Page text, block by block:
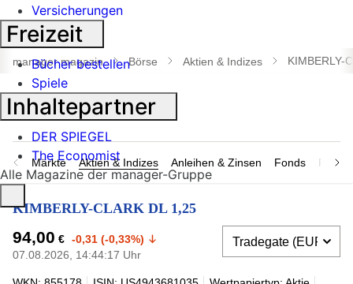
Suche
öffnen
manager magazin Börse Aktien & Indizes KIMBERLY-
Märkte Aktien & Indizes Anleihen & Zinsen Fonds
KIMBERLY-CLARK DL 1,25
94,00 € -0,31 (-0,33%)
07.08.2026, 14:44:17 Uhr
Versicherungen
Freizeit
Bücher bestellen
Spiele
Inhaltepartner
DER SPIEGEL
The Economist
Alle Magazine der manager-Gruppe